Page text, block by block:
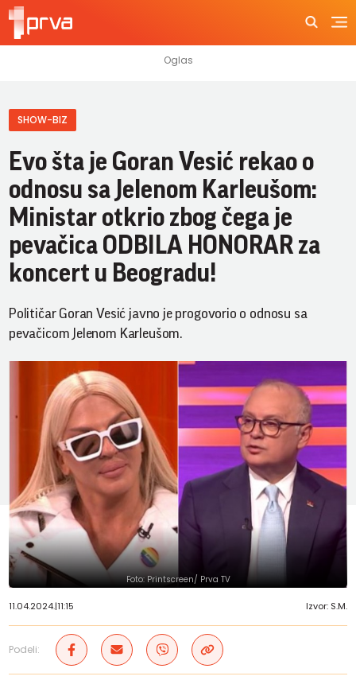
SHOW-BIZ
Evo šta je Goran Vesić rekao o
odnosu sa Jelenom Karleušom:
Ministar otkrio zbog čega je
pevačica ODBILA HONORAR za
koncert u Beogradu!
Političar Goran Vesić javno je progovorio o odnosu sa
pevačicom Jelenom Karleušom.
Foto: Printscreen/ Prva TV
11.04.2024.|11:15 Izvor: S.M.
Podeli: